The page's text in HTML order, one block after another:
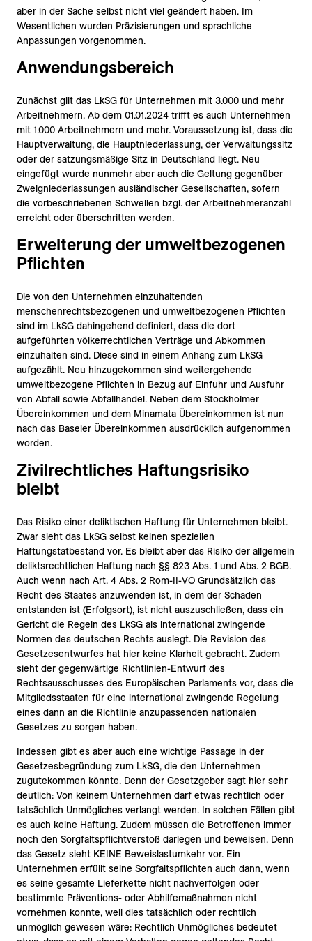
aber in der Sache selbst nicht viel geändert haben. Im
Wesentlichen wurden Präzisierungen und sprachliche
Anpassungen vorgenommen.
Anwendungsbereich
Zunächst gilt das LkSG für Unternehmen mit 3.000 und mehr
Arbeitnehmern. Ab dem 01.01.2024 trifft es auch Unternehmen
mit 1.000 Arbeitnehmern und mehr. Voraussetzung ist, dass die
Hauptverwaltung, die Hauptniederlassung, der Verwaltungssitz
oder der satzungsmäßige Sitz in Deutschland liegt. Neu
eingefügt wurde nunmehr aber auch die Geltung gegenüber
Zweigniederlassungen ausländischer Gesellschaften, sofern
die vorbeschriebenen Schwellen bzgl. der Arbeitnehmeranzahl
erreicht oder überschritten werden.
Erweiterung der umweltbezogenen
Pflichten
Die von den Unternehmen einzuhaltenden
menschenrechtsbezogenen und umweltbezogenen Pflichten
sind im LkSG dahingehend definiert, dass die dort
aufgeführten völkerrechtlichen Verträge und Abkommen
einzuhalten sind. Diese sind in einem Anhang zum LkSG
aufgezählt. Neu hinzugekommen sind weitergehende
umweltbezogene Pflichten in Bezug auf Einfuhr und Ausfuhr
von Abfall sowie Abfallhandel. Neben dem Stockholmer
Übereinkommen und dem Minamata Übereinkommen ist nun
nach das Baseler Übereinkommen ausdrücklich aufgenommen
worden.
Zivilrechtliches Haftungsrisiko
bleibt
Das Risiko einer deliktischen Haftung für Unternehmen bleibt.
Zwar sieht das LkSG selbst keinen speziellen
Haftungstatbestand vor. Es bleibt aber das Risiko der allgemein
deliktsrechtlichen Haftung nach §§ 823 Abs. 1 und Abs. 2 BGB.
Auch wenn nach Art. 4 Abs. 2 Rom-II-VO Grundsätzlich das
Recht des Staates anzuwenden ist, in dem der Schaden
entstanden ist (Erfolgsort), ist nicht auszuschließen, dass ein
Gericht die Regeln des LkSG als international zwingende
Normen des deutschen Rechts auslegt. Die Revision des
Gesetzesentwurfes hat hier keine Klarheit gebracht. Zudem
sieht der gegenwärtige Richtlinien-Entwurf des
Rechtsausschusses des Europäischen Parlaments vor, dass die
Mitgliedsstaaten für eine international zwingende Regelung
eines dann an die Richtlinie anzupassenden nationalen
Gesetzes zu sorgen haben.
Indessen gibt es aber auch eine wichtige Passage in der
Gesetzesbegründung zum LkSG, die den Unternehmen
zugutekommen könnte. Denn der Gesetzgeber sagt hier sehr
deutlich: Von keinem Unternehmen darf etwas rechtlich oder
tatsächlich Unmögliches verlangt werden. In solchen Fällen gibt
es auch keine Haftung. Zudem müssen die Betroffenen immer
noch den Sorgfaltspflichtverstoß darlegen und beweisen. Denn
das Gesetz sieht KEINE Beweislastumkehr vor. Ein
Unternehmen erfüllt seine Sorgfaltspflichten auch dann, wenn
es seine gesamte Lieferkette nicht nachverfolgen oder
bestimmte Präventions- oder Abhilfemaßnahmen nicht
vornehmen konnte, weil dies tatsächlich oder rechtlich
unmöglich gewesen wäre: Rechtlich Unmögliches bedeutet